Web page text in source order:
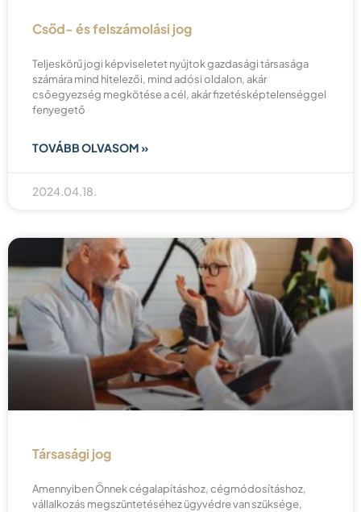
Csőd- és felszámolási jog
Teljeskörű jogi képviseletet nyújtok gazdasági társasága
számára mind hitelezői, mind adósi oldalon, akár
csőegyezség megkötése a cél, akár fizetésképtelenséggel
fenyegető
TOVÁBB OLVASOM »
2024.04.18.
Társasági jog
Amennyiben Önnek cégalapításhoz, cégmódosításhoz,
vállalkozás megszüntetéséhez ügyvédre van szüksége,